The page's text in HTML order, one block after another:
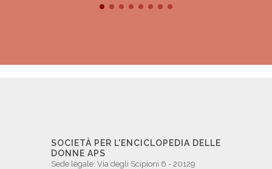
SOCIETÀ PER L'ENCICLOPEDIA DELLE
DONNE APS
Sede legale: Via degli Scipioni 6 - 20129